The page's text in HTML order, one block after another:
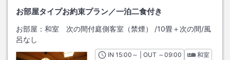
お部屋タイプお約束プラン／一泊二食付き
お部屋： 和室 次の間付庭側客室（禁煙） /10畳＋次の間/風
呂なし
INチェックイン
15:00 ～ | OUT チェックアウト
～09:00
和室